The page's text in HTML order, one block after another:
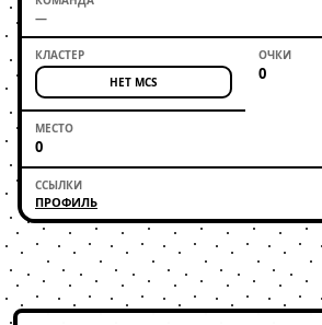
—
НЕТ MCS 0
0
ПРОФИЛЬ